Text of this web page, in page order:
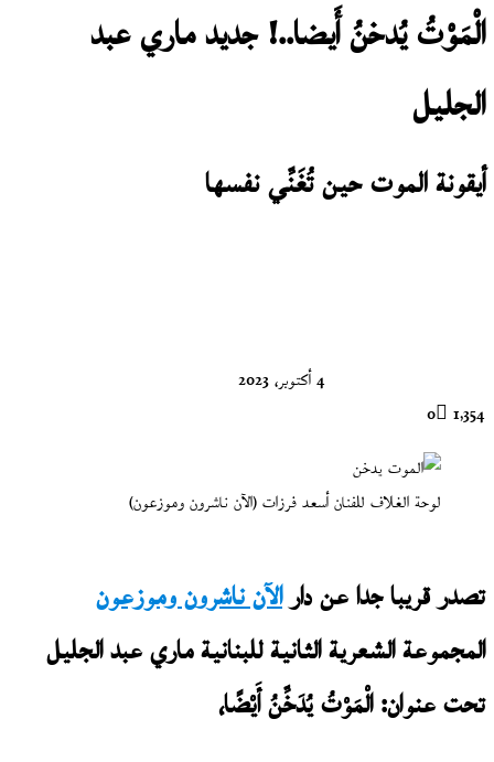
الْمَوْتُ يُدخنُ أَيضا..! جديد ماري عبد
الجليل
أيقونة الموت حين تُغَنِّي نفسها
4 أكتوبر، 2023
0 1٬354
لوحة الغلاف للفنان أسعد فرزات (الآن ناشرون وموزعون)
تصدرقريبا جدا عن دارالآن ناشرون وموزعون
المجموعة الشعرية الثانية للبنانية ماري عبد الجليل
تحت عنوان:الْمَوْتُ يُدَخِّنُ أَيْضًا،